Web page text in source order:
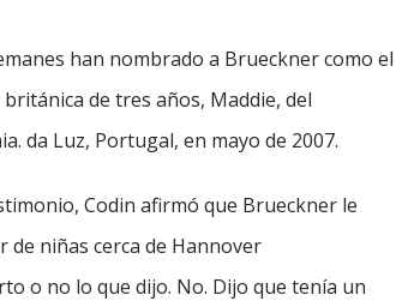
han nombrado a Brueckner como el
de tres años, Maddie, del
da Luz, Portugal, en mayo de 2007.
Codin afirmó que Brueckner le
de niñas cerca de Hannover
o no lo que dijo. No. Dijo que tenía un